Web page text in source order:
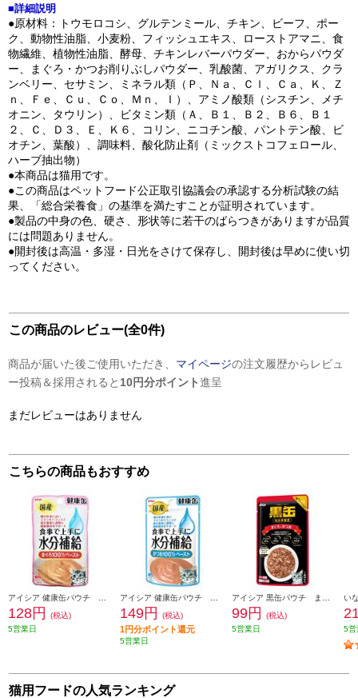
■詳細説明
●原材料：トウモロコシ、グルテンミール、チキン、ビーフ、ポー
ク、動物性油脂、小麦粉、フィッシュエキス、ローストアマニ、食
物繊維、植物性油脂、酵母、チキンレバーパウダー、おからパウダ
ー、まぐろ・かつお削りぶしパウダー、乳酸菌、アガリクス、クラ
ンベリー、セサミン、ミネラル類（Ｐ、Ｎａ、Ｃｌ、Ｃａ、Ｋ、Ｚ
ｎ、Ｆｅ、Ｃｕ、Ｃｏ、Ｍｎ、Ｉ）、アミノ酸類（シスチン、メチ
オニン、タウリン）、ビタミン類（Ａ、Ｂ１、Ｂ２、Ｂ６、Ｂ１
２、Ｃ、Ｄ３、Ｅ、Ｋ６、コリン、ニコチン酸、パントテン酸、ビ
オチン、葉酸）、調味料、酸化防止剤（ミックストコフェロール、
ハーブ抽出物）
●本商品は猫用です。
●この商品はペットフード公正取引協議会の承認する分析試験の結
果、「総合栄養食」の基準を満たすことが証明されています。
●製品の中身の色、硬さ、形状等に若干のばらつきがありますが品質
には問題ありません。
●開封後は高温・多湿・日光をさけて保存し、開封後は早めに使い切
ってください。
この商品のレビュー(全0件)
商品が届いた後ご使用いただき、 マイページの注文履歴からレビュ
ー投稿＆採用されると 10円分ポイント進呈
まだレビューはありません
こちらの商品もおすすめ
128円
(税込)
5営業日
149円 (税込)
1円分ポイント還元
5営業日
99円
(税込)
5営業日
5営
猫用フードの人気ランキング